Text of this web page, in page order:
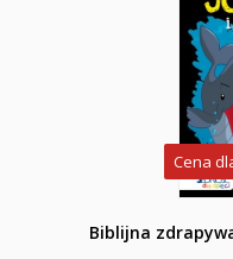
Cena
Biblijna